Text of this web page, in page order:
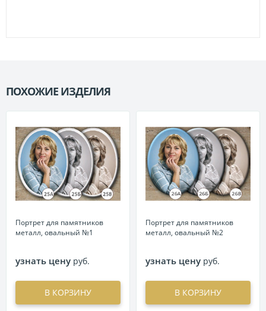
ПОХОЖИЕ ИЗДЕЛИЯ
Портрет для памятников
металл, овальный №1
узнать цену руб.
В КОРЗИНУ
Портрет для памятников
металл, овальный №2
узнать цену руб.
В КОРЗИНУ